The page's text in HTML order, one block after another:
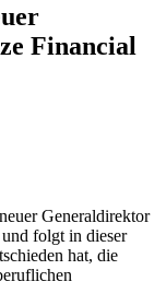
Financial
Generaldirektor
folgt in dieser
hat, die